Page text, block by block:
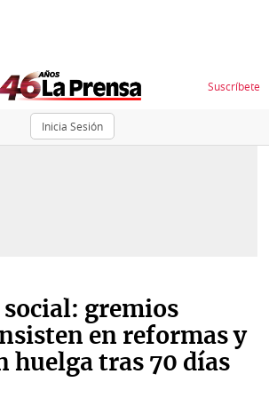
Inicia Sesión
Suscríbete
Status
K
Vivir+
social: gremios
en reformas y
huelga tras 70 días